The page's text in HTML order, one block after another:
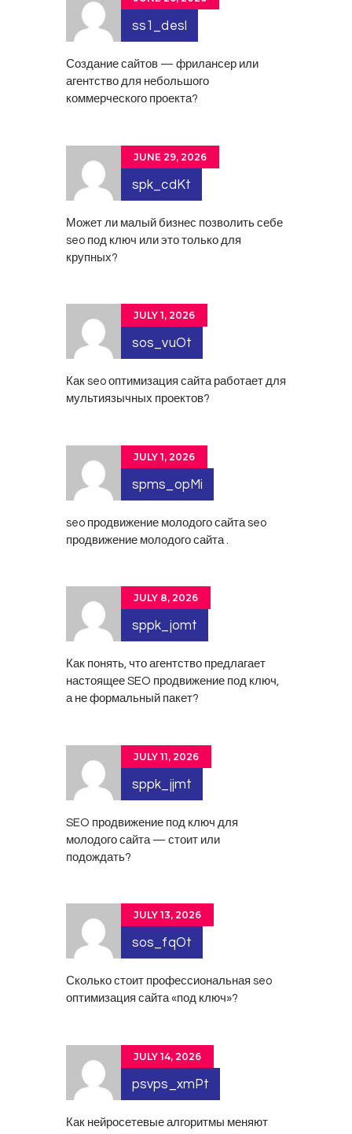
ss1_desl
Создание сайтов — фрилансер или
агентство для небольшого
коммерческого проекта?
JUNE 29, 2026
spk_cdKt
Может ли малый бизнес позволить себе
seo под ключ или это только для
крупных?
JULY 1, 2026
sos_vuOt
Как seo оптимизация сайтаработает для
мультиязычных проектов?
JULY 1, 2026
spms_opMi
seo продвижение молодого сайта seo
продвижение молодого сайта
JULY 8, 2026
sppk_jomt
Как понять, что агентство предлагает
настоящее SEO продвижение под ключ,
а не формальный пакет?
JULY 11, 2026
sppk_jjmt
SEO продвижение под ключ для
молодого сайта — стоит или
подождать?
JULY 13, 2026
sos_fqOt
Сколько стоит профессиональная seo
оптимизация сайта«под ключ»?
JULY 14, 2026
psvps_xmPt
Как нейросетевые алгоритмы меняют